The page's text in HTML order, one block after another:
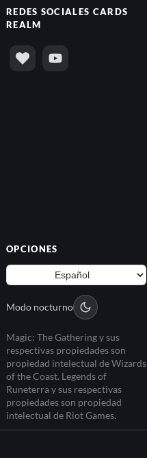
REDES SOCIALES CARDS
REALM
OPCIONES
Modo nocturno
Magic: The Gathering y sus
respectivas propiedades son
propiedad intelectual de Wizards
of the Coast. Legends of
Runeterra y sus respectivas
propiedades son propiedad
intelectual de Riot Games.